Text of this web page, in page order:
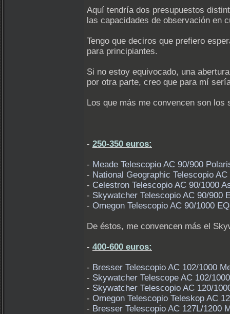
Aquí tendría dos presupuestos
las capacidades de observación en
Tengo que deciros que prefiero
para principiantes.
Si no estoy equivocado, una
por otra parte, creo que para mí
Los que más me convencen son los
- 250-350 euros:
- Meade Telescopio AC
- National Geographic
- Celestron Telescopio AC 90/
- Skywatcher Telescopio AC
- Omegon Telescopio
De éstos, me convencen más el
- 400-600 euros:
- Bresser Telescopio AC 102/
- Skywatcher Telescope AC
- Skywatcher Telescopio AC
- Omegon Telescopio
- Bresser Telescopio AC 127L/